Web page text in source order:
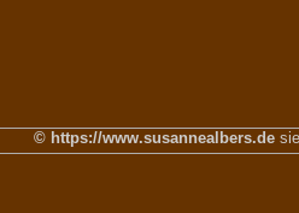
© https://www.susannealbers.de